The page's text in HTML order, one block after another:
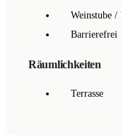
Weinstube
Barrierefrei
Räumlichkeiten
Terrasse